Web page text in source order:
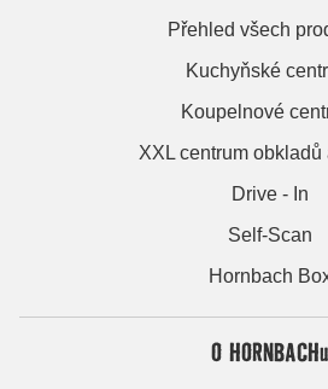
Přehled všech
Kuchyňské
Koupelnové
XXL centrum obkladů
Drive - In
Self-Scan
Hornbach
O HORNBACHu